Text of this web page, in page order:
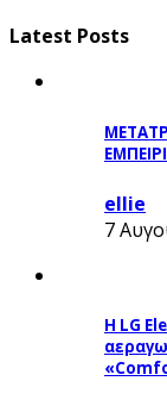
Latest Posts
ellie
7
Η LG